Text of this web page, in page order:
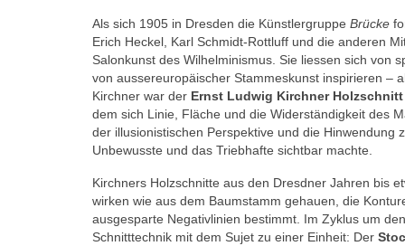
Als sich 1905 in Dresden die Künstlergruppe Brücke
Erich Heckel, Karl Schmidt-Rottluff und die anderen
Salonkunst des Wilhelminismus. Sie liessen sich von
von aussereuropäischer Stammeskunst inspirieren –
Kirchner war der Ernst Ludwig Kirchner Holzschnitt
dem sich Linie, Fläche und die Widerständigkeit des
der illusionistischen Perspektive und die
Unbewusste und das Triebhafte sichtbar machte.
Kirchners Holzschnitte aus den Dresdner Jahren bis
wirken wie aus dem Baumstamm gehauen, die
ausgesparte Negativlinien bestimmt. Im Zyklus um
Schnitttechnik mit dem Sujet zu einer Einheit: Der